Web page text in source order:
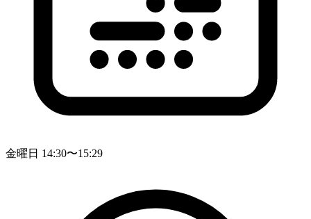
金曜日 14:30〜15:29